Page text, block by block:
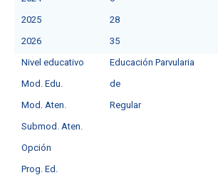
2025
28
2026
35
Nivel educativo
Educación Parvularia
Mod. Edu.
de
Mod. Aten.
Regular
Submod. Aten.
Opción
Prog. Ed.